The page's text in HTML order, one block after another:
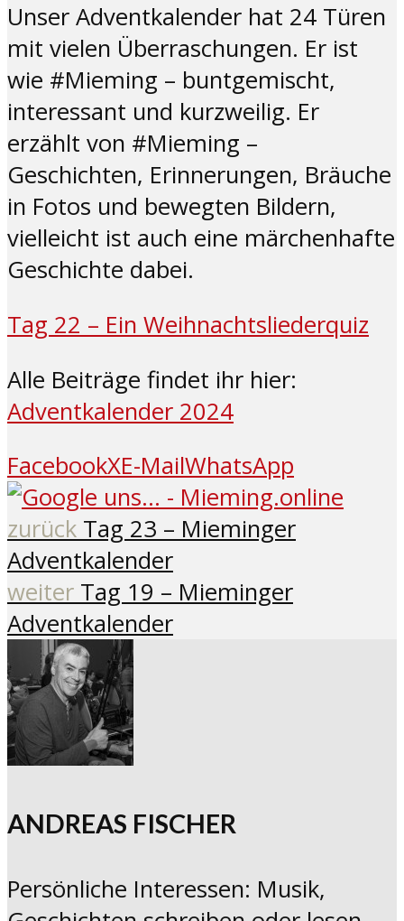
Unser Adventkalender hat 24 Türen
mit vielen Überraschungen. Er ist
wie #Mieming – buntgemischt,
interessant und kurzweilig. Er
erzählt von #Mieming –
Geschichten, Erinnerungen, Bräuche
in Fotos und bewegten Bildern,
vielleicht ist auch eine märchenhafte
Geschichte dabei.
Tag 22 – Ein Weihnachtsliederquiz
Alle Beiträge findet ihr hier:
Adventkalender 2024
FacebookXE-MailWhatsApp
zurück Tag 23 – Mieminger
Adventkalender
weiter Tag 19 – Mieminger
Adventkalender
ANDREAS FISCHER
Persönliche Interessen: Musik,